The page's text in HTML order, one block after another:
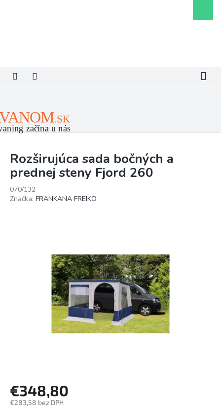
košík
Rozširujúca sada bočných a
prednej steny Fjord 260
070/132
Značka: FRANKANA FREIKO
€348,80
€283,58 bez DPH